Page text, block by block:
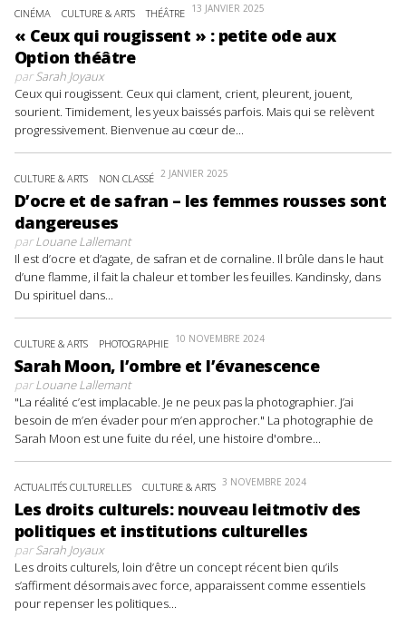
CINÉMA CULTURE & ARTS THÉÂTRE 13 JANVIER 2025
« Ceux qui rougissent » : petite ode aux
Option théâtre
parSarah Joyaux
Ceux qui rougissent. Ceux qui clament, crient, pleurent, jouent,
sourient. Timidement, les yeux baissés parfois. Mais qui se relèvent
progressivement. Bienvenue au cœur de...
CULTURE & ARTS NON CLASSÉ 2 JANVIER 2025
D’ocre et de safran – les femmes rousses sont
dangereuses
parLouane Lallemant
Il est d’ocre et d’agate, de safran et de cornaline. Il brûle dans le haut
d’une flamme, il fait la chaleur et tomber les feuilles. Kandinsky, dans
Du spirituel dans...
CULTURE & ARTS PHOTOGRAPHIE 10 NOVEMBRE 2024
Sarah Moon, l’ombre et l’évanescence
parLouane Lallemant
"La réalité c’est implacable. Je ne peux pas la photographier. J’ai
besoin de m’en évader pour m’en approcher." La photographie de
Sarah Moon est une fuite du réel, une histoire d'ombre...
ACTUALITÉS CULTURELLES CULTURE & ARTS 3 NOVEMBRE 2024
Les droits culturels: nouveau leitmotiv des
politiques et institutions culturelles
parSarah Joyaux
Les droits culturels, loin d’être un concept récent bien qu’ils
s’affirment désormais avec force, apparaissent comme essentiels
pour repenser les politiques...